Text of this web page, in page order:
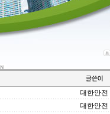
대한안전
대한안전